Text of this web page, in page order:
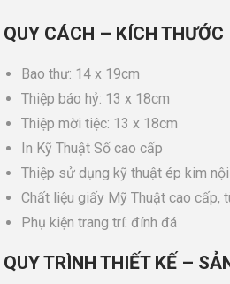
QUY CÁCH – KÍCH THƯỚC
Bao thư: 14 x 19cm
Thiệp báo hỷ: 13 x 18cm
Thiệp mời tiệc: 13 x 18cm
In Kỹ Thuật Số cao cấp
Thiệp sử dụng kỹ thuật ép kim
Chất liệu giấy Mỹ Thuật cao cấp,
Phụ kiện trang trí: đính đá
QUY TRÌNH THIẾT KẾ –